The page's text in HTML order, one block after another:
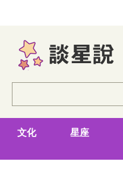
文化 星座